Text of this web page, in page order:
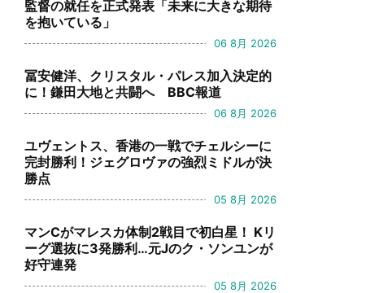
監督の就任を正式発表「未来に大きな期待
を抱いている」
06 8月 2026
冨安健洋、クリスタル・パレス加入決定的
に！鎌田大地と共闘へ BBC報道
06 8月 2026
ユヴェントス、香港の一戦でチェルシーに
完封勝利！ジェグロヴァの強烈ミドルが決
勝点
05 8月 2026
マンCがマレスカ体制2戦目で初白星！ Kリ
ーグ選抜に3発勝利…元Jのク・ソンユンが
好守連発
05 8月 2026